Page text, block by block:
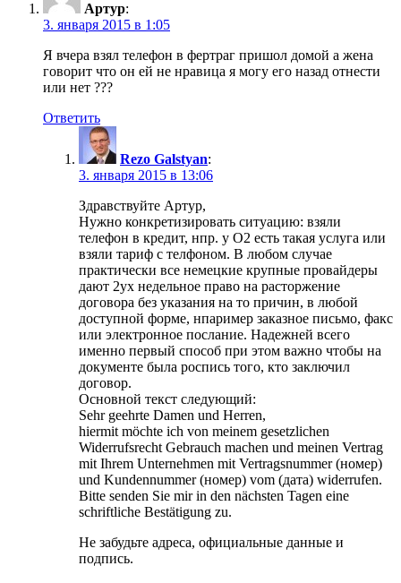
Артур:
3. января 2015 в 1:05
Я вчера взял телефон в фертраг пришол домой а жена
говорит что он ей не нравица я могу его назад отнести
или нет ???
Ответить
Rezo Galstyan:
3. января 2015 в 13:06
Здравствуйте Артур,
Нужно конкретизировать ситуацию: взяли
телефон в кредит, нпр. у О2 есть такая услуга или
взяли тариф с телфоном. В любом случае
практически все немецкие крупные провайдеры
дают 2ух недельное право на расторжение
договора без указания на то причин, в любой
доступной форме, нпаример заказное письмо, факс
или электронное послание. Надежней всего
именно первый способ при этом важно чтобы на
документе была роспись того, кто заключил
договор.
Основной текст следующий:
Sehr geehrte Damen und Herren,
hiermit möchte ich von meinem gesetzlichen
Widerrufsrecht Gebrauch machen und meinen Vertrag
mit Ihrem Unternehmen mit Vertragsnummer (номер)
und Kundennummer (номер) vom (дата) widerrufen.
Bitte senden Sie mir in den nächsten Tagen eine
schriftliche Bestätigung zu.
Не забудьте адреса, официальные данные и
подпись.